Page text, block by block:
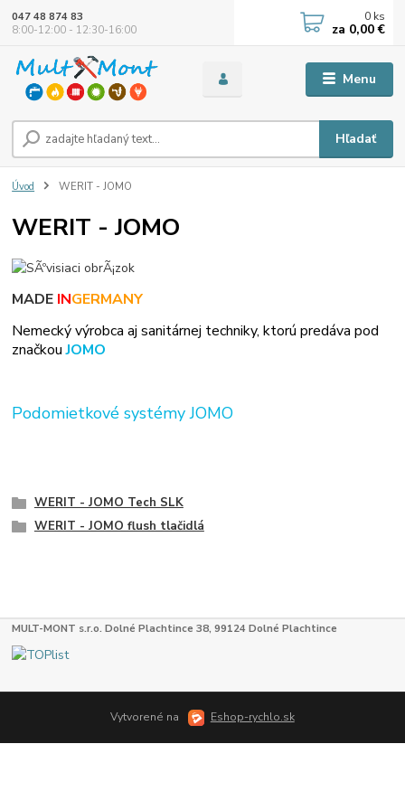
Menu
Hľadať
047 48 874 83
8:00-12:00 - 12:30-16:00
0 ks
za 0,00 €
Úvod WERIT - JOMO
WERIT - JOMO
MADE INGERMANY
Nemecký výrobca aj sanitárnej techniky, ktorú predáva pod
značkouJOMO
Podomietkové systémy JOMO
WERIT - JOMO Tech SLK
WERIT - JOMO flush tlačidlá
MULT-MONT s.r.o. Dolné Plachtince 38, 99124 Dolné Plachtince
Vytvorené na Eshop-rychlo.sk